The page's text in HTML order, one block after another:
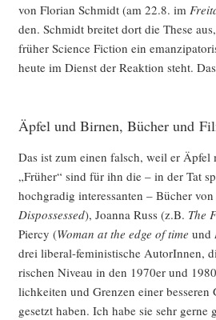
von Flo­ri­an Schmidt (am 22.8. im
den. Schmidt brei­tet dort die The­se
frü­her Sci­ence Fic­tion ein
heu­te im Dienst der Reak­ti­on steht.
Äpfel und Birnen, Bücher und
Das ist zum einen falsch, weil er
„Frü­her“ sind für ihn die – in der Tat
hoch­gra­dig inter­es­san­ten – Bücher
Dis­pos­s­es­sed), Joan­na Russ (z.B. The
Pier­cy (Woman at the edge of time und
drei libe­ral-femi­nis­ti­sche AutorIn­nen,
ri­schen Niveau in den 1970er und
lich­kei­ten und Gren­zen einer
ge­setzt haben. Ich habe sie sehr ger­ne